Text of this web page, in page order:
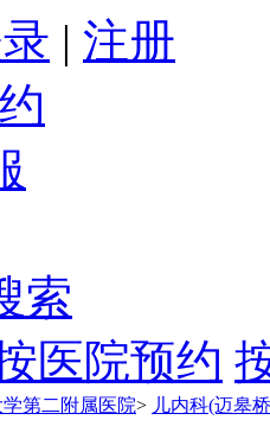
| 注册
索
医院预约
第二附属医院> 儿内科(迈皋